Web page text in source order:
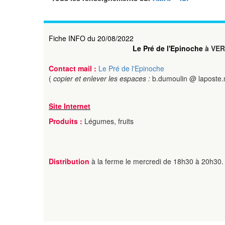
Fiche INFO du 20/08/2022
Le Pré de l'Epinocheà
Contact mail : Le Pré de l'Epinoche
( copier et enlever les espaces : b.dumoulin @
Site Internet
Produits : Légumes, fruits
Distribution à la ferme le mercredi de 18h30 à 20h30.